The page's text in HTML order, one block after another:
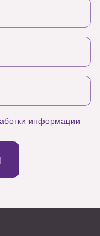
информации